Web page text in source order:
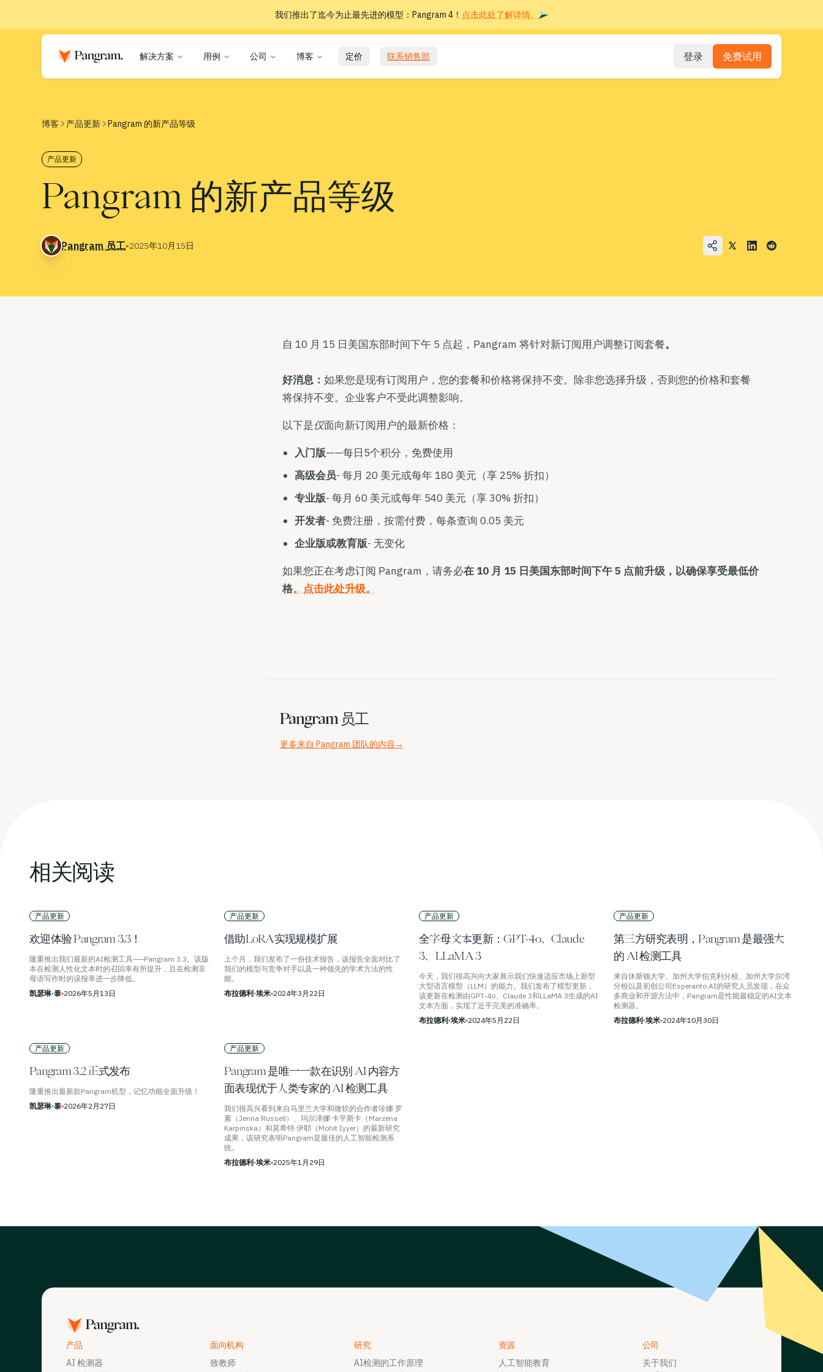
我们推出了迄今为止最先进的模型：Pangram 4！ 点击此处了解详情。
解决方案 用例 公司 博客 定价 联系销售部 登录 免费试用
博客 产品更新 Pangram 的新产品等级
产品更新
Pangram 的新产品等级
Pangram 员工▪2025年10月15日
自 10 月 15 日美国东部时间下午 5 点起，Pangram 将针对新订阅用户调整订阅套餐。
好消息： 如果您是现有订阅用户，您的套餐和价格将保持不变。除非您选择升级，否则您的价格和套餐
将保持不变。企业客户不受此调整影响。
以下是仅面向新订阅用户的最新价格：
入门版——每日5个积分，免费使用
高级会员- 每月 20 美元或每年 180 美元（享 25% 折扣）
专业版- 每月 60 美元或每年 540 美元（享 30% 折扣）
开发者- 免费注册，按需付费，每条查询 0.05 美元
企业版或教育版- 无变化
如果您正在考虑订阅 Pangram，请务必在 10 月 15 日美国东部时间下午 5 点前升级，以确保享受最低价
格。点击此处升级。
Pangram 员工
更多来自 Pangram 团队的内容→
相关阅读
产品更新
欢迎体验 Pangram 3.3！
隆重推出我们最新的AI检测工具——Pangram 3.3。该版
本在检测人性化文本时的召回率有所提升，且在检测非
母语写作时的误报率进一步降低。
凯瑟琳·泰▪2026年5月13日
产品更新
借助LoRA实现规模扩展
上个月，我们发布了一份技术报告，该报告全面对比了
我们的模型与竞争对手以及一种领先的学术方法的性
能。
布拉德利·埃米▪2024年3月22日
产品更新
全字母文本更新：GPT-4o、Claude
3、LLaMA 3
今天，我们很高兴向大家展示我们快速适应市场上新型
大型语言模型（LLM）的能力。我们发布了模型更新，
该更新在检测由GPT-4o、Claude 3和LLaMA 3生成的AI
文本方面，实现了近乎完美的准确率。
布拉德利·埃米▪2024年5月22日
产品更新
第三方研究表明，Pangram 是最强大
的 AI 检测工具
来自休斯顿大学、加州大学伯克利分校、加州大学尔湾
分校以及初创公司Esperanto AI的研究人员发现，在众
多商业和开源方法中，Pangram是性能最稳定的AI文本
检测器。
布拉德利·埃米▪2024年10月30日
产品更新
Pangram 3.2 正式发布
隆重推出最新款Pangram机型，记忆功能全面升级！
凯瑟琳·泰▪2026年2月27日
产品更新
Pangram 是唯一一款在识别 AI 内容方
面表现优于人类专家的 AI 检测工具
我们很高兴看到来自马里兰大学和微软的合作者珍娜·罗
素（Jenna Russell）、玛尔泽娜·卡平斯卡（Marzena
Karpinska）和莫希特·伊耶（Mohit Iyyer）的最新研究
成果，该研究表明Pangram是最佳的人工智能检测系
统。
布拉德利·埃米▪2025年1月29日
产品
AI 检测器
面向机构
致教师
研究
AI检测的工作原理
资源
人工智能教育
公司
关于我们